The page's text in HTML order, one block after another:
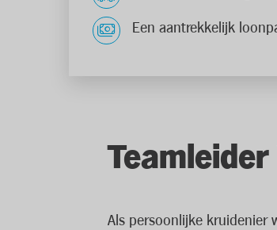
Een aantrekkelijk
Als persoonlijke kruidenier